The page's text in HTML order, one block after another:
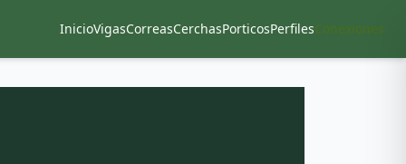
InicioVigasCorreasCerchasPorticosPerfilesConexiones